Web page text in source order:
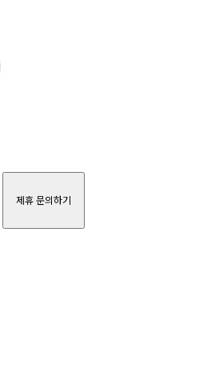
제휴 문의하기